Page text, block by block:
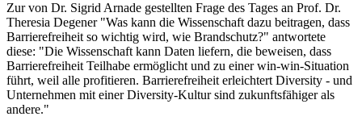
Zur von Dr. Sigrid Arnade gestellten Frage des Tages an Prof. Dr.
Theresia Degener "Was kann die Wissenschaft dazu beitragen, dass
Barrierefreiheit so wichtig wird, wie Brandschutz?" antwortete
diese: "Die Wissenschaft kann Daten liefern, die beweisen, dass
Barrierefreiheit Teilhabe ermöglicht und zu einer win-win-Situation
führt, weil alle profitieren. Barrierefreiheit erleichtert Diversity - und
Unternehmen mit einer Diversity-Kultur sind zukunftsfähiger als
andere."